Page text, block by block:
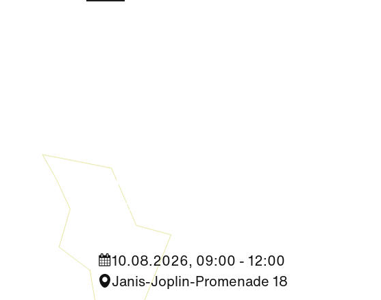
Kultur
Sommer Zirkus (3-6 Jahre)
10.08.2026, 09:00 - 12:00
Janis-Joplin-Promenade 18